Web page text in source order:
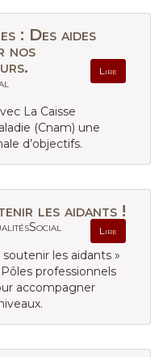
: Des aides
nos
Lire
La Caisse
(Cnam) une
d’objectifs.
les aidants !
Lire
les aidants »
professionnels
accompagner